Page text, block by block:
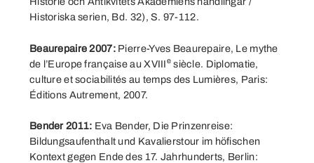
Historiska serien, Bd. 32), S. 97-112.
Beaurepaire 2007:Pierre-Yves Beaurepaire, Le mythe
de l’Europe française au XVIIIesiècle. Diplomatie,
culture et sociabilités au temps des Lumières, Paris:
Éditions Autrement, 2007.
Bender 2011: Eva Bender, Die Prinzenreise:
Bildungsaufenthalt und Kavalierstour im höfischen
Kontext gegen Ende des 17. Jahrhunderts, Berlin: